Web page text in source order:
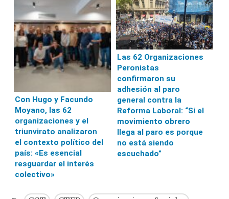
Con Hugo y Facundo
Moyano, las 62
organizaciones y el
triunvirato analizaron
el contexto político del
país: «Es esencial
resguardar el interés
colectivo»
Las 62 Organizaciones
Peronistas
confirmaron su
adhesión al paro
general contra la
Reforma Laboral: “Si el
movimiento obrero
llega al paro es porque
no está siendo
escuchado”